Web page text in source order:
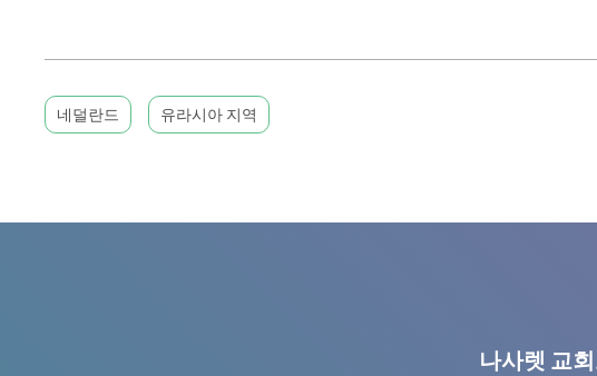
네덜란드 유라시아 지역
나사렛 교